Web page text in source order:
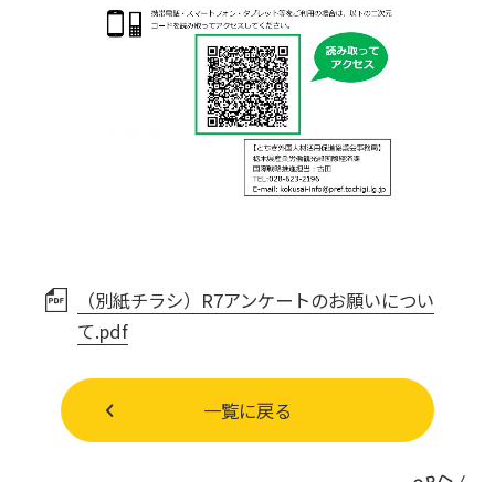
（別紙チラシ）R7アンケートのお願いについ
て.pdf
一覧に戻る